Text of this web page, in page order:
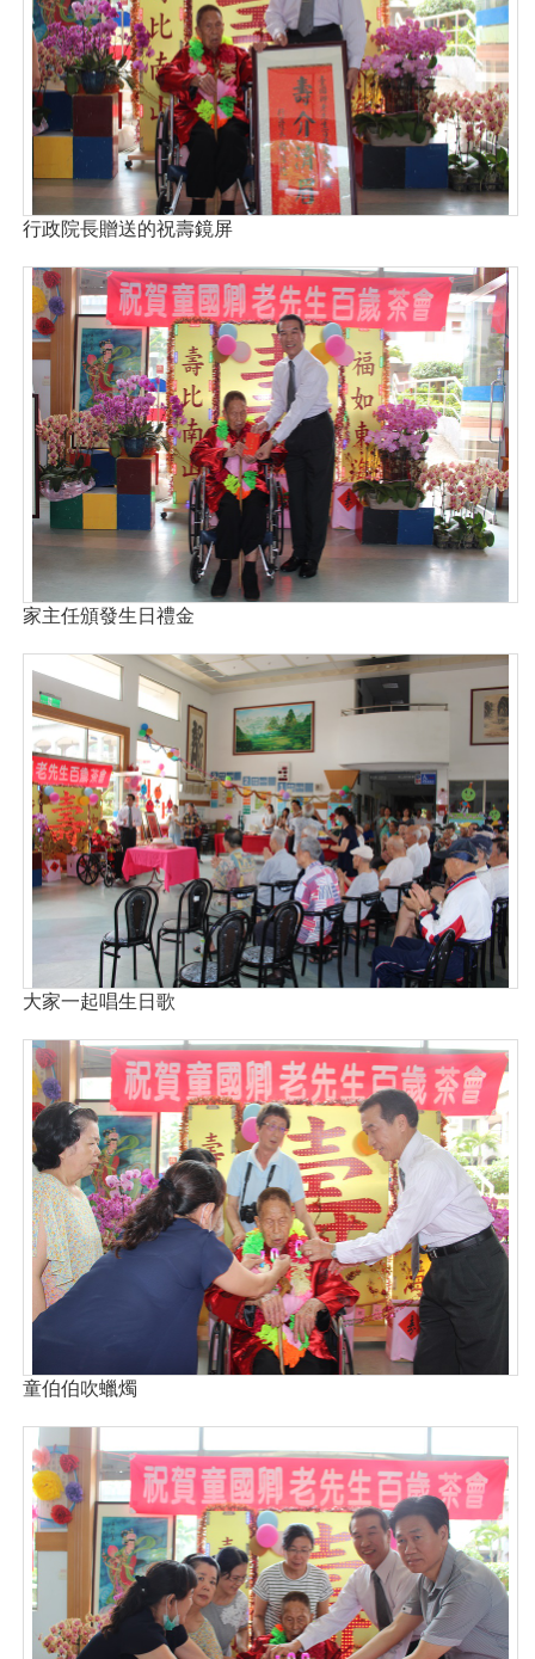
行政院長贈送的祝壽鏡屏
家主任頒發生日禮金
大家一起唱生日歌
童伯伯吹蠟燭